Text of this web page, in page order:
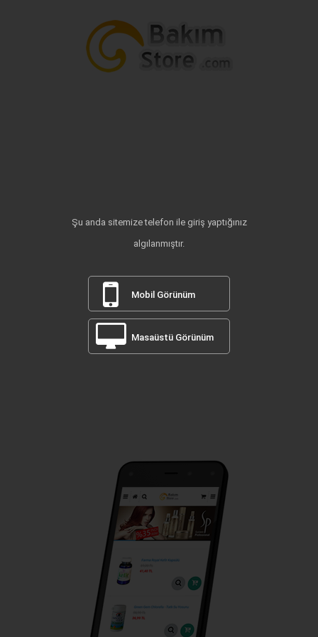
Şu anda sitemize telefon ile giriş yaptığınız
algılanmıştır.
Mobil Görünüm
Masaüstü Görünüm